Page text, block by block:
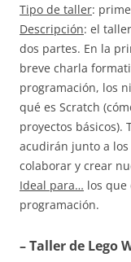
Tipo de taller:
Descripción: el
dos partes. En la
breve charla
programación, los
qué es Scratch
proyectos básicos).
acudirán junto a
colaborar y crear
Ideal para… los
programación.
– Taller de Lego